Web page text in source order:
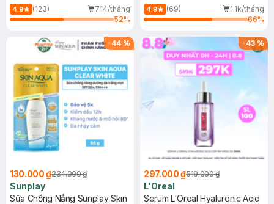
4.9 (123)
714/tháng
52%
(Mới)
4.9 (69)
1.1k/tháng
66%
-44 %
130.000 ₫234.000 ₫
Sunplay
Sữa Chống Nắng Sunplay Skin
-43%
297.000 ₫519.000 ₫
L'Oreal
Serum L'Oreal Hyaluronic Acid